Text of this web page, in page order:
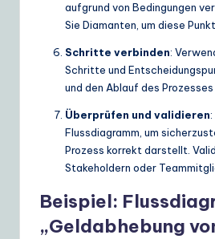
aufgrund von Bedingungen
Sie Diamanten, um diese
Schritte verbinden:
Schritte und
und den Ablauf des
Überprüfen und validieren
Flussdiagramm, um
Prozess korrekt darstellt.
Stakeholdern oder
Beispiel:
„Geldabhebung